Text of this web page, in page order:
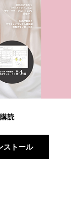
読
ストール